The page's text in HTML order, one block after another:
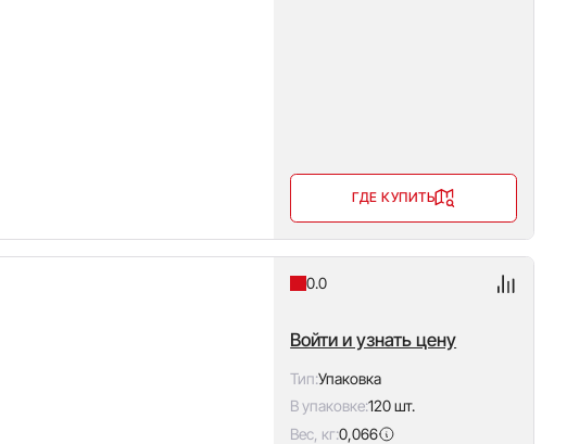
ГДЕ КУПИТЬ
0.0
Войти и узнать цену
Тип:Упаковка
В упаковке:120 шт.
Вес, кг:0,066